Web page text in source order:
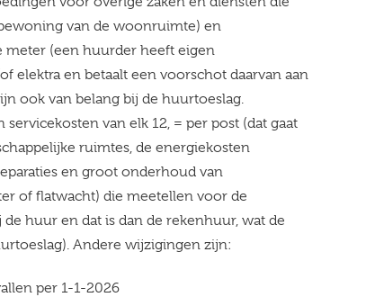
van de woonruimte) en
(een huurder heeft eigen
elektra en betaalt een voorschot daarvan aan
ook van belang bij de huurtoeslag.
van elk 12, = per post (dat gaat
ruimtes, de energiekosten
en groot onderhoud van
of flatwacht) die meetellen voor de
huur en dat is dan de rekenhuur, wat de
Andere wijzigingen zijn:
per 1-1-2026